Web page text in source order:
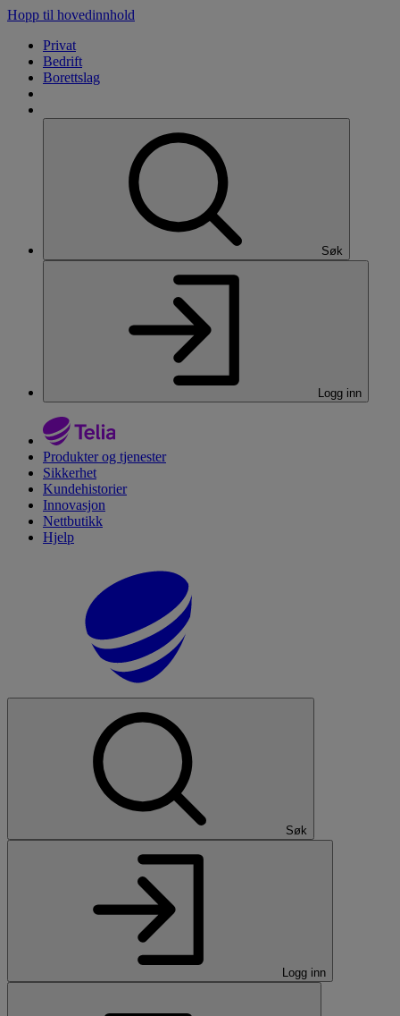
Hopp til hovedinnhold
Privat
Bedrift
Borettslag
Søk
Logg inn
Produkter og tjenester
Sikkerhet
Kundehistorier
Innovasjon
Nettbutikk
Hjelp
Søk
Logg inn